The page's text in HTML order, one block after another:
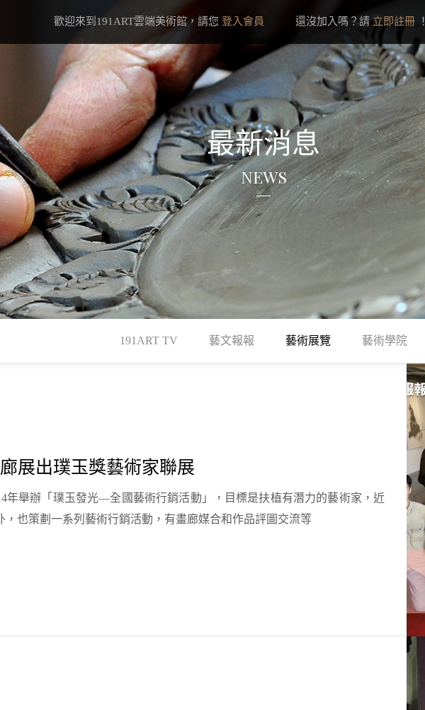
歡迎來到191ART雲端美術館，請您 登入會員 還沒加入嗎？請立即註冊！
最新消息
NEWS
191ART TV 藝文報報 藝術展覽 藝術學院
展出璞玉獎藝術家聯展
年舉辦「璞玉發光—全國藝術行銷活動」，目標是扶植有潛力的藝術家，近
，也策劃一系列藝術行銷活動，有畫廊媒合和作品評圖交流等